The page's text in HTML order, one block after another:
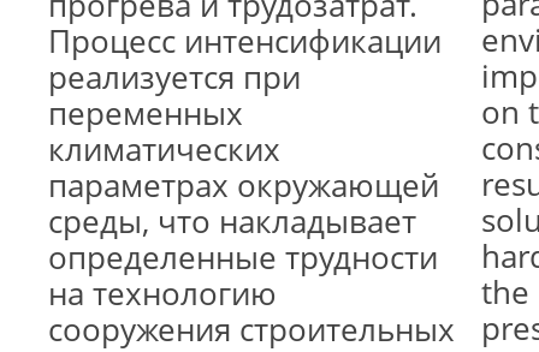
Процесс интенсификации
реализуется при
переменных
климатических
параметрах окружающей
среды, что накладывает
определенные трудности
на технологию
сооружения строительных
on
the